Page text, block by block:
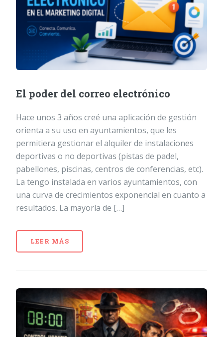
El poder del correo electrónico
Hace unos 3 años creé una aplicación de gestión
orienta a su uso en ayuntamientos, que les
permitiera gestionar el alquiler de instalaciones
deportivas o no deportivas (pistas de padel,
pabellones, piscinas, centros de conferencias, etc).
La tengo instalada en varios ayuntamientos, con
una curva de crecimientos exponencial en cuanto a
resultados. La mayoría de […]
LEER MÁS